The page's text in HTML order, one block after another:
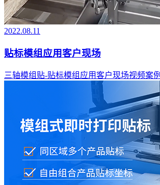
2022.08.11
贴标模组应用客户现场
三轴模组贴-贴标模组应用客户现场视频案例